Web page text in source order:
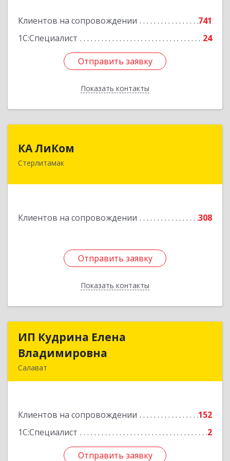
Клиентов на сопровождении
741
1С:Специалист
24
Отправить заявку
Показать контакты
Отправить заявку
Назад
КА ЛиКом
Стерлитамак
Клиентов на сопровождении 308
Отправить заявку
Показать контакты
453115, Башкортостан Респ, г.о. город
Подробнее
Отправить заявку
Назад
ИП Кудрина Елена
Владимировна
Салават
Клиентов на сопровождении
152
1С:Специалист
2
Отправить заявку
ИП Кудрина Елена
Подробнее
Отправить заявку